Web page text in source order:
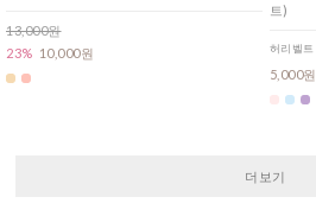
13,000원
23% 10,000원
트)
허리벨트
5,000원
더보기